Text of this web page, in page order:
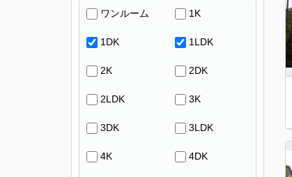
ワンルーム 1K
1DK 1LDK
2K 2DK
2LDK 3K
3DK 3LDK
4K 4DK